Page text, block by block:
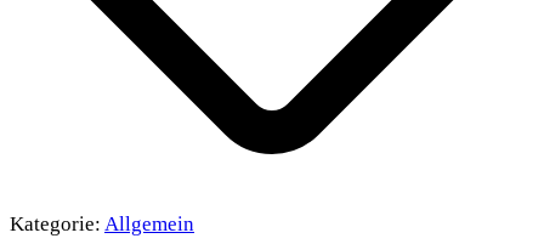
Kategorie: Allgemein